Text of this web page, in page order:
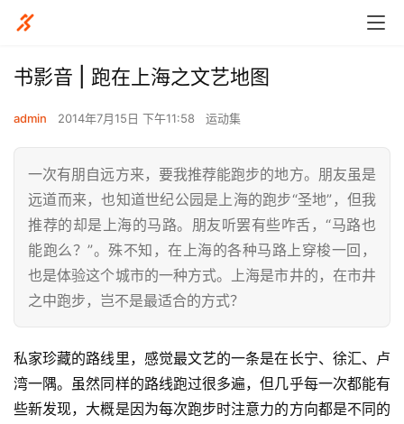
书影音 | 跑在上海之文艺地图
admin 2014年7月15日 下午11:58 运动集
一次有朋自远方来，要我推荐能跑步的地方。朋友虽是
远道而来，也知道世纪公园是上海的跑步“圣地”，但我
推荐的却是上海的马路。朋友听罢有些咋舌，“马路也
能跑么？”。殊不知，在上海的各种马路上穿梭一回，
也是体验这个城市的一种方式。上海是市井的，在市井
之中跑步，岂不是最适合的方式？
私家珍藏的路线里，感觉最文艺的一条是在长宁、徐汇、卢
湾一隅。虽然同样的路线跑过很多遍，但几乎每一次都能有
些新发现，大概是因为每次跑步时注意力的方向都是不同的